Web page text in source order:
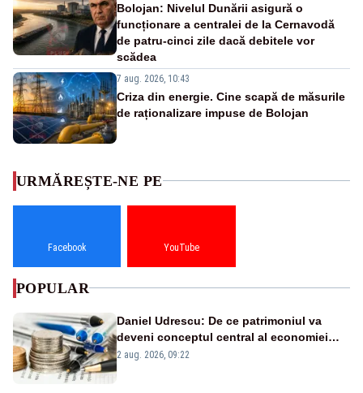
Bolojan: Nivelul Dunării asigură o
funcționare a centralei de la Cernavodă
de patru-cinci zile dacă debitele vor
scădea
7 aug. 2026, 10:43
Criza din energie. Cine scapă de măsurile
de raționalizare impuse de Bolojan
URMĂREȘTE-NE PE
Facebook YouTube
POPULAR
Daniel Udrescu: De ce patrimoniul va
deveni conceptul central al economiei
viitoare?
2 aug. 2026, 09:22